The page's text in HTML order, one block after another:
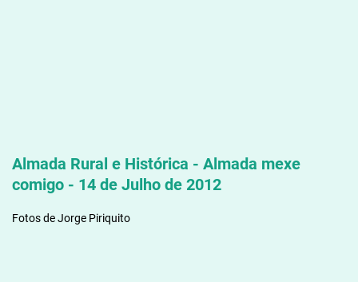
Almada Rural e Histórica - Almada mexe
comigo - 14 de Julho de 2012
Fotos de Jorge Piriquito